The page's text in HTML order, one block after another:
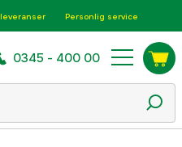
Personlig service
0345 - 400 00